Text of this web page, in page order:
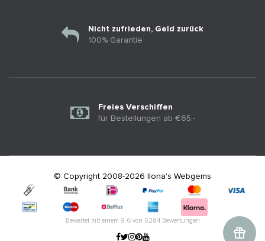
Nicht zufrieden, Geld zurück
100% Garantie
Freies Verschiffen
für Bestellungen ab €65.-
© Copyright 2008-2026 Ilona's Webgems
Bewertet mit einem 9.6von 5284Bewertungen